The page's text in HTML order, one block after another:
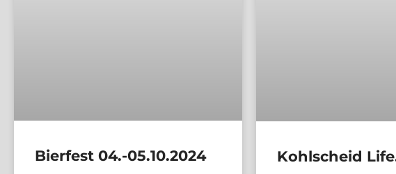
Bierfest 04.-05.10.2024
Kohlscheid Life